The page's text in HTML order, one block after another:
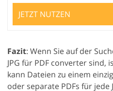
JETZT NUTZEN
Fazit: Wenn Sie auf der
JPG für PDF converter sind,
kann Dateien zu einem
oder separate PDFs für jede